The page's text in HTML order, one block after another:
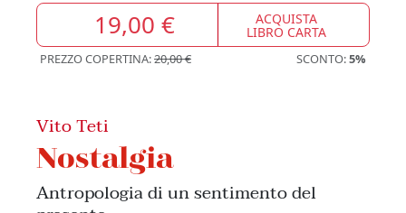
19,00 € ACQUISTA
LIBRO CARTA
PREZZO COPERTINA:20,00 € SCONTO:5%
Vito Teti
Nostalgia
Antropologia di un sentimento del